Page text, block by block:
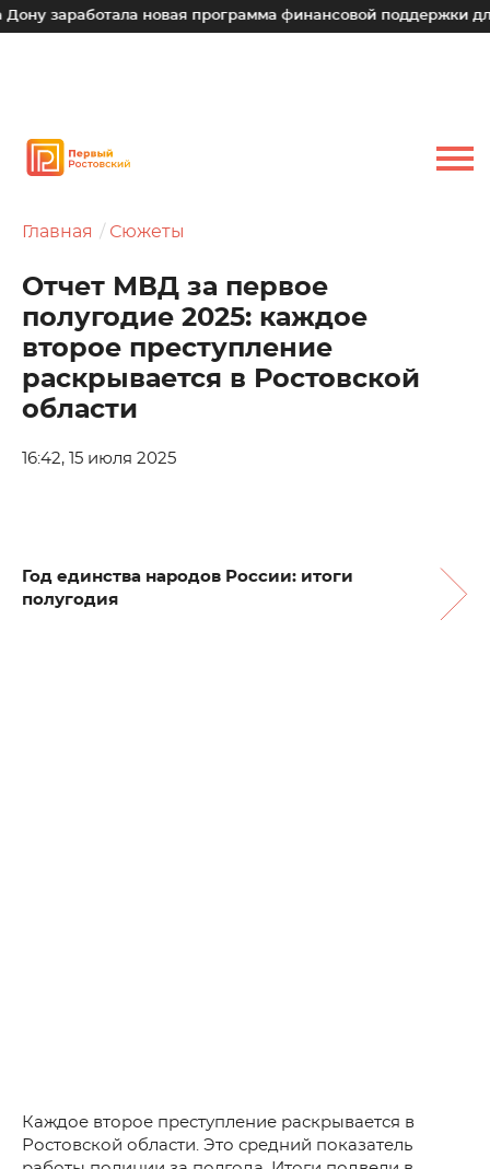
новая программа финансовой поддержки для малых
Главная Сюжеты
Отчет МВД за первое
полугодие 2025: каждое
второе преступление
раскрывается в Ростовской
области
16:42, 15 июля 2025
Год единства народов России: итоги
полугодия
Каждое второе преступление раскрывается в
Ростовской области. Это средний показатель